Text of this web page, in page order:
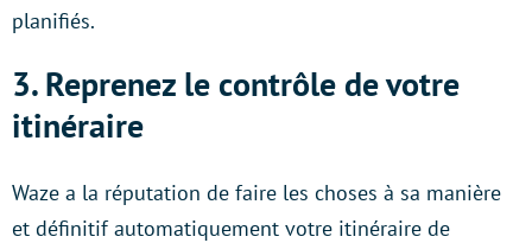
planifiés.
3. Reprenez le contrôle de votre
itinéraire
Waze a la réputation de faire les choses à sa manière
et définitif automatiquement votre itinéraire de